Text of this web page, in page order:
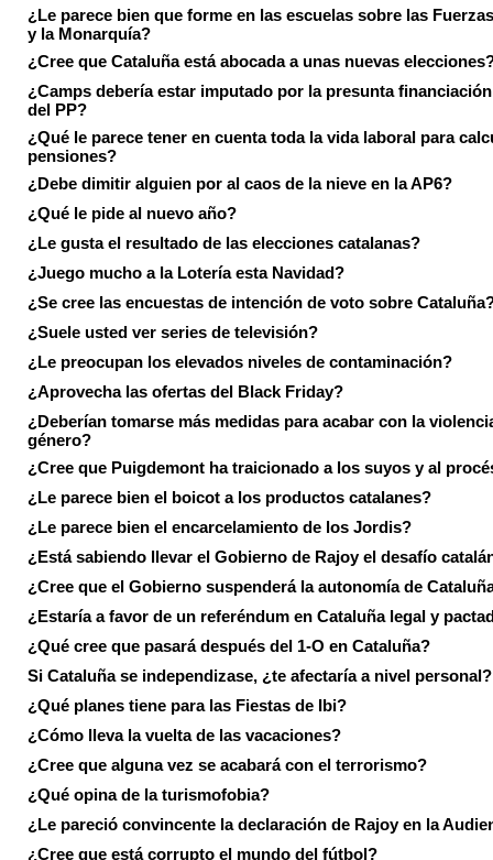
¿Le parece bien que forme en las escuelas sobre las
y la Monarquía?
¿Cree que Cataluña está abocada a unas nuevas
¿Camps debería estar imputado por la presunta
del PP?
¿Qué le parece tener en cuenta toda la vida laboral para
pensiones?
¿Debe dimitir alguien por al caos de la nieve en la AP6?
¿Qué le pide al nuevo año?
¿Le gusta el resultado de las elecciones catalanas?
¿Juego mucho a la Lotería esta Navidad?
¿Se cree las encuestas de intención de voto sobre
¿Suele usted ver series de televisión?
¿Le preocupan los elevados niveles de contaminación?
¿Aprovecha las ofertas del Black Friday?
¿Deberían tomarse más medidas para acabar con la
género?
¿Cree que Puigdemont ha traicionado a los suyos y al
¿Le parece bien el boicot a los productos catalanes?
¿Le parece bien el encarcelamiento de los Jordis?
¿Está sabiendo llevar el Gobierno de Rajoy el desafío
¿Cree que el Gobierno suspenderá la autonomía de
¿Estaría a favor de un referéndum en Cataluña legal y
¿Qué cree que pasará después del 1-O en Cataluña?
Si Cataluña se independizase, ¿te afectaría a nivel personal?
¿Qué planes tiene para las Fiestas de Ibi?
¿Cómo lleva la vuelta de las vacaciones?
¿Cree que alguna vez se acabará con el terrorismo?
¿Qué opina de la turismofobia?
¿Le pareció convincente la declaración de Rajoy en la
¿Cree que está corrupto el mundo del fútbol?